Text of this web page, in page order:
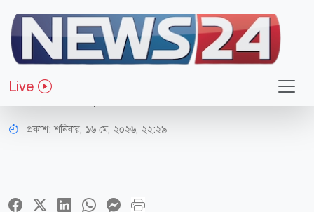
Live
আন্তর্জাতিক
জামাল খাসোগি হত্যাকাণ্ডে ফ্রান্সে বিচারক
নিয়োগ, নতুন তদন্ত শুরু
প্রকাশ:শনিবার, ১৬ মে, ২০২৬, ২২:২৯